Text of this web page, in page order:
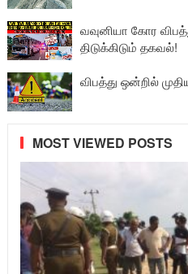
வவுனியா கோர
திடுக்கிடும் தகவல்!
விபத்து ஒன்றில்
MOST VIEWED POSTS